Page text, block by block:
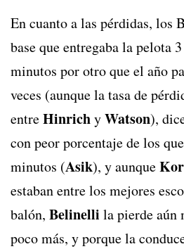
En cuanto a las pérdidas, los
base que entregaba la pelota
minutos por otro que el año
veces (aunque la tasa de
entreHinrichyWatson),
con peor porcentaje de los
minutos (Asik), y aunque
estaban entre los mejores
balón, Belinelli la pierde aún
poco más, y porque la